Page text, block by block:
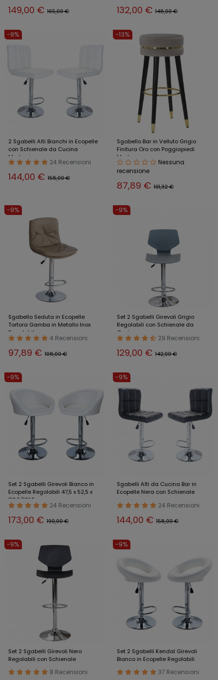
149,00 € 165,00 € 132,00 € 148,00 €
-9%
2 Sgabelli Alti Bianchi in Ecopelle
con Schienale da Cucina
Moderni
24 Recensioni
144,00 € 158,00 €
-13%
Sgabello Bar in Velluto Grigio
Finitura Oro con Poggiapiedi
Moderno
Nessuna
recensione
87,89 € 101,32 €
-9%
Sgabello Seduta in Ecopelle
Tortora Gamba in Metallo Inox
Regolabile
4 Recensioni
97,89 € 108,00 €
-9%
Set 2 Sgabelli Girevoli Grigio
Regolabili con Schienale da
Cucina
29 Recensioni
129,00 € 142,00 €
-9%
Set 2 Sgabelli Girevoli Bianco in
Ecopelle Regolabili 47,5 x 52,5 x
80,5/101,5 cm
24 Recensioni
173,00 € 190,00 €
-9%
Sgabelli Alti da Cucina Bar in
Ecopelle Nera con Schienale
24 Recensioni
144,00 € 158,00 €
-9%
Set 2 Sgabelli Girevoli Nero
Regolabili con Schienale
8 Recensioni
-9%
Set 2 Sgabelli Kendal Girevoli
Bianco in Ecopelle Regolabili
37 Recensioni